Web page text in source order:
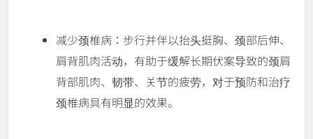
减少颈椎病：步行并伴以抬头挺胸、颈部后伸、
肩背肌肉活动，有助于缓解长期伏案导致的颈肩
背部肌肉、韧带、关节的疲劳，对于预防和治疗
颈椎病具有明显的效果。